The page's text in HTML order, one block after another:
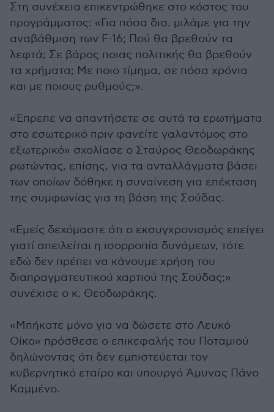
Στη συνέχεια επικεντρώθηκε στο κόστος του
προγράμματος: «Για πόσα δισ. μιλάμε για την
αναβάθμιση των F-16; Πού θα βρεθούν τα
λεφτά; Σε βάρος ποιας πολιτικής θα βρεθούν
τα χρήματα; Με ποιο τίμημα, σε πόσα χρόνια
και με ποιους ρυθμούς;».
«Έπρεπε να απαντήσετε σε αυτά τα ερωτήματα
στο εσωτερικό πριν φανείτε γαλαντόμος στο
εξωτερικό» σχολίασε ο Σταύρος Θεοδωράκης
ρωτώντας, επίσης, για τα ανταλλάγματα βάσει
των οποίων δόθηκε η συναίνεση για επέκταση
της συμφωνίας για τη βάση της Σούδας.
«Εμείς δεχόμαστε ότι ο εκσυγχρονισμός επείγει
γιατί απειλείται η ισορροπία δυνάμεων, τότε
εδώ δεν πρέπει να κάνουμε χρήση του
διαπραγματευτικού χαρτιού της Σούδας;»
συνέχισε ο κ. Θεοδωράκης.
«Μπήκατε μόνο για να δώσετε στο Λευκό
Οίκο» πρόσθεσε ο επικεφαλής του Ποταμιού
δηλώνοντας ότι δεν εμπιστεύεται τον
κυβερνητικό εταίρο και υπουργό Άμυνας Πάνο
Καμμένο.